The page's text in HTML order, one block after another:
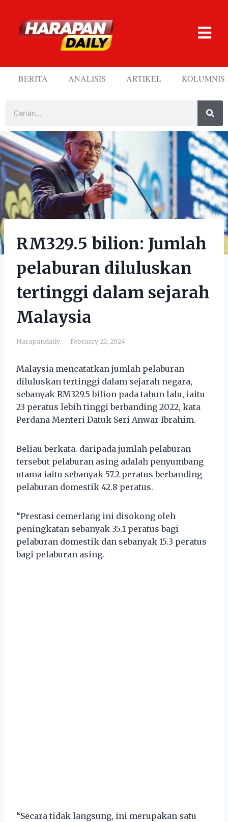
BERITA ANALISIS ARTIKEL KOLUMNIS
RM329.5 bilion: Jumlah
pelaburan diluluskan
tertinggi dalam sejarah
Malaysia
Harapandaily February 22, 2024
Malaysia mencatatkan jumlah pelaburan
diluluskan tertinggi dalam sejarah negara,
sebanyak RM329.5 bilion pada tahun lalu, iaitu
23 peratus lebih tinggi berbanding 2022, kata
Perdana Menteri Datuk Seri Anwar Ibrahim.
Beliau berkata. daripada jumlah pelaburan
tersebut pelaburan asing adalah penyumbang
utama iaitu sebanyak 57.2 peratus berbanding
pelaburan domestik 42.8 peratus.
“Prestasi cemerlang ini disokong oleh
peningkatan sebanyak 35.1 peratus bagi
pelaburan domestik dan sebanyak 15.3 peratus
bagi pelaburan asing.
“Secara tidak langsung, ini merupakan satu